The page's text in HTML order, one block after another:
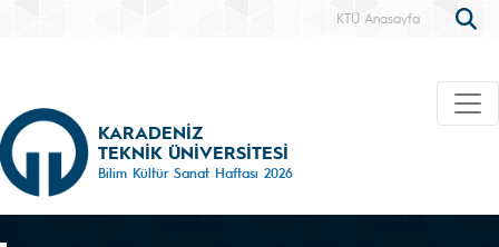
KTÜ Anasayfa
KARADENİZ
TEKNİK ÜNİVERSİTESİ
Bilim Kültür Sanat Haftası 2026